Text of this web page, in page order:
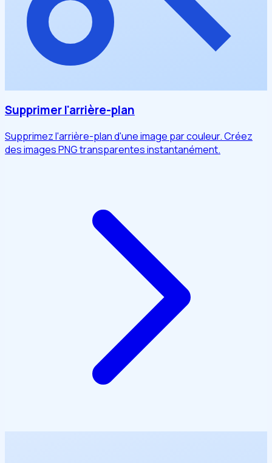
Supprimer l'arrière-plan
Supprimez l'arrière-plan d'une image par couleur. Créez
des images PNG transparentes instantanément.